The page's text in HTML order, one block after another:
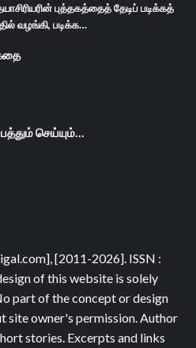
புத்தகத்தைத் தேடிப் படிக்கத்
வழங்கி, படிக்க…
செய்யும்…
[2011-2026]. ISSN :
of this website is solely
part of the concept or design
site owner's permission. Author
stories. Excerpts and links